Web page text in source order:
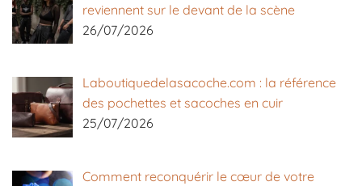
reviennent sur le devant de la scène
26/07/2026
Laboutiquedelasacoche.com : la référence
des pochettes et sacoches en cuir
25/07/2026
Comment reconquérir le cœur de votre